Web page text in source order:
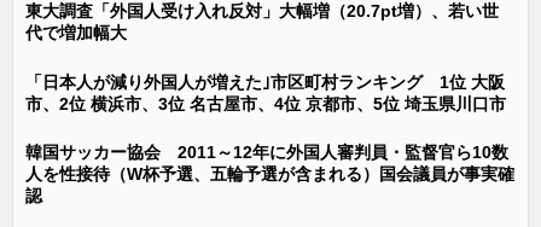
東大調査「外国人受け入れ反対」大幅増（20.7pt増）、若い世
代で増加幅大
「日本人が減り外国人が増えた｣市区町村ランキング 1位 大阪
市、2位 横浜市、3位 名古屋市、4位 京都市、5位 埼玉県川口市
韓国サッカー協会 2011～12年に外国人審判員・監督官ら10数
人を性接待（W杯予選、五輪予選が含まれる）国会議員が事実確
認